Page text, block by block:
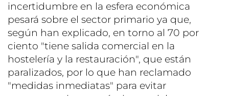
incertidumbre en la esfera económica
pesará sobre el sector primario ya que,
según han explicado, en torno al 70 por
ciento "tiene salida comercial en la
hostelería y la restauración", que están
paralizados, por lo que han reclamado
"medidas inmediatas" para evitar